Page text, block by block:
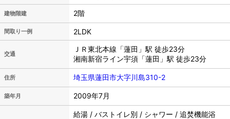
建物階建 2階
間取り一例 2LDK
交通
ＪＲ東北本線「蓮田」駅 徒歩23分
湘南新宿ライン宇須「蓮田」駅 徒歩23分
住所 埼玉県蓮田市大字川島310-2
築年月 2009年7月
給湯 / バストイレ別 / シャワー / 追焚機能浴